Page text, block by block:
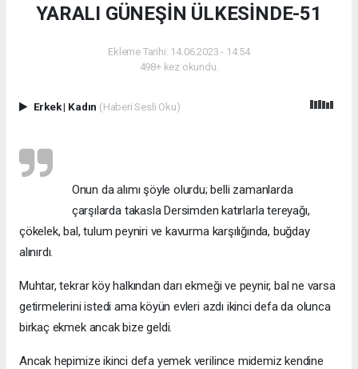
YARALI GÜNEŞİN ÜLKESİNDE-51
Ekleme Tarihi: 14.06.2023 - 14:54
498+ kez okundu.
Erkek| Kadın (Haberi Sesli Oku)
Onun da alımı şöyle olurdu; belli zamanlarda
çarşılarda takasla Dersimden katırlarla tereyağı,
çökelek, bal, tulum peyniri ve kavurma karşılığında, buğday
alınırdı.
Muhtar, tekrar köy halkından darı ekmeği ve peynir, bal ne varsa
getirmelerini istedi ama köyün evleri azdı ikinci defa da olunca
birkaç ekmek ancak bize geldi.
Ancak hepimize ikinci defa yemek verilince midemiz kendine